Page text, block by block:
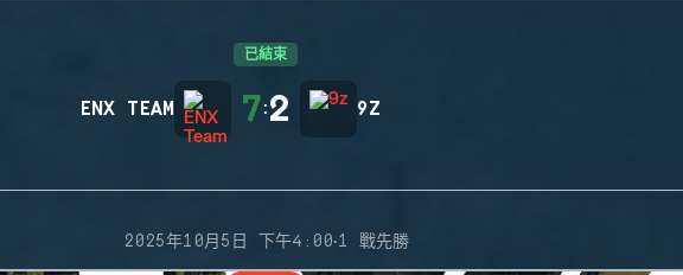
已結束
ENX TEAM 7:2 9Z
2025年10月5日 下午4:00·1 戰先勝